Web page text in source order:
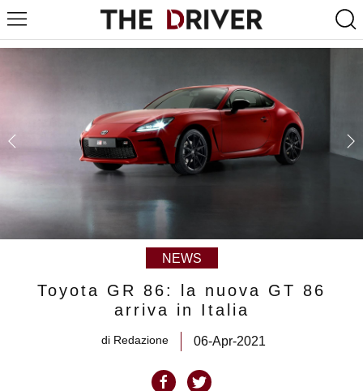
NEWS
Toyota GR 86: la nuova GT 86
arriva in Italia
di Redazione 06-Apr-2021